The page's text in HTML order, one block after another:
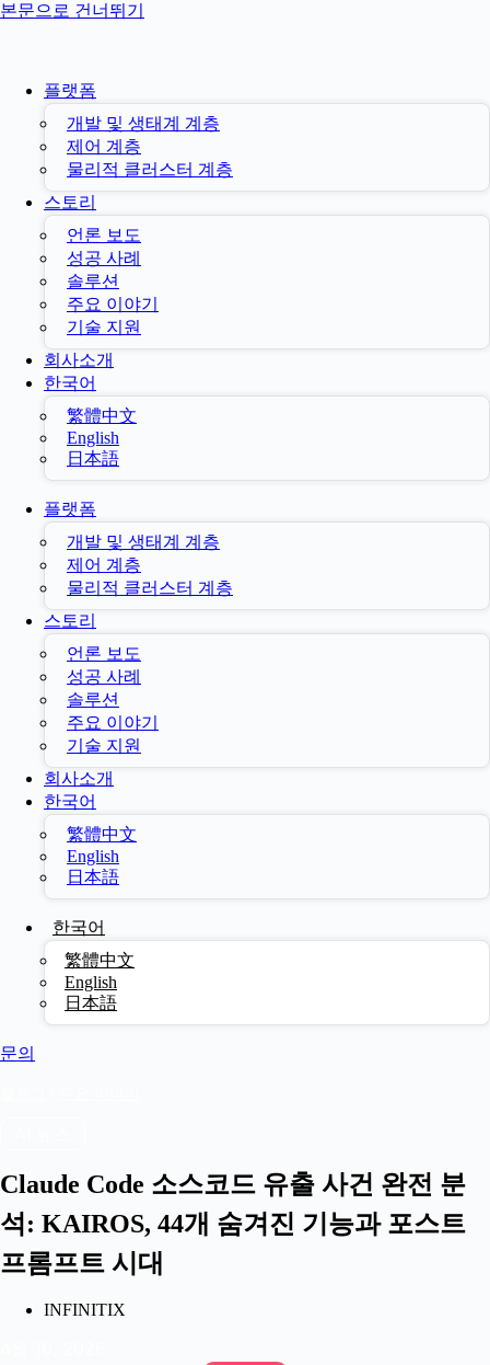
본문으로 건너뛰기
플랫폼
개발 및 생태계 계층
제어 계층
물리적 클러스터 계층
스토리
언론 보도
성공 사례
솔루션
주요 이야기
기술 지원
회사소개
한국어
繁體中文
English
日本語
플랫폼
개발 및 생태계 계층
제어 계층
물리적 클러스터 계층
스토리
언론 보도
성공 사례
솔루션
주요 이야기
기술 지원
회사소개
한국어
繁體中文
English
日本語
한국어
繁體中文
English
日本語
문의
Claude Code 소스코드 유출 사건 완전 분
석: KAIROS, 44개 숨겨진 기능과 포스트
프롬프트 시대
INFINITIX